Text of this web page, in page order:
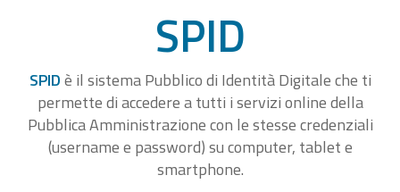
SPID
SPIDè il sistema Pubblico di Identità Digitale che ti
permette di accedere a tutti i servizi online della
Pubblica Amministrazione con le stesse credenziali
(username e password) su computer, tablet e
smartphone.